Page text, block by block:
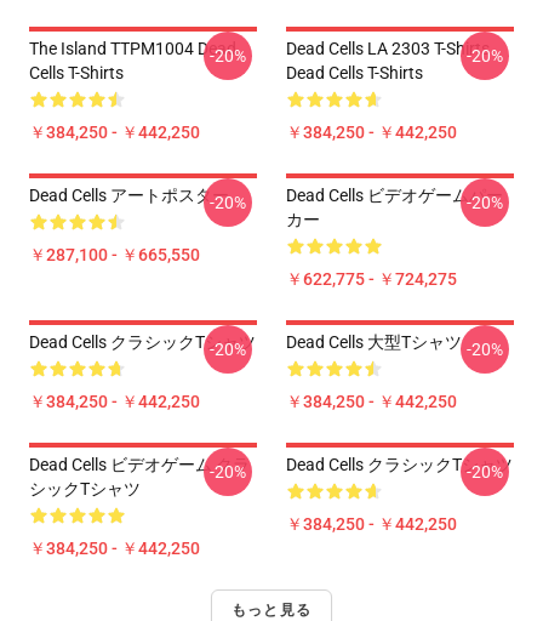
The Island TTPM1004 Dead
Cells T-Shirts
￥384,250 - ￥442,250
-20%
Dead Cells LA 2303 T-Shirts
Dead Cells T-Shirts
￥384,250 - ￥442,250
-20%
Dead Cells アートポスター
￥287,100 - ￥665,550
-20%
Dead Cells ビデオゲームパー
カー
￥622,775 - ￥724,275
-20%
Dead Cells クラシックTシャツ
￥384,250 - ￥442,250
-20% Dead Cells 大型Tシャツ
￥384,250 - ￥442,250
-20%
Dead Cells ビデオゲーム クラ
シックTシャツ
￥384,250 - ￥442,250
-20% Dead Cells クラシックTシャツ
￥384,250 - ￥442,250
-20%
もっと見る